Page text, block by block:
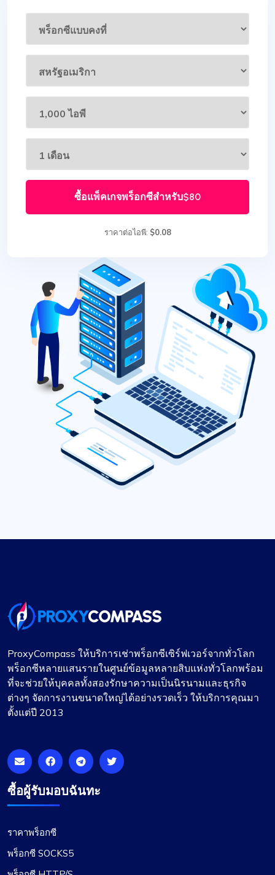
ซื้อแพ็คเกจพร็อกซีสำหรับ$80
ราคาต่อไอพี: $0.08
ProxyCompass ให้บริการเช่าพร็อกซีเซิร์ฟเวอร์จากทั่วโลก
พร็อกซีหลายแสนรายในศูนย์ข้อมูลหลายสิบแห่งทั่วโลกพร้อม
ที่จะช่วยให้บุคคลทั้งสองรักษาความเป็นนิรนามและธุรกิจ
ต่างๆ จัดการงานขนาดใหญ่ได้อย่างรวดเร็ว ให้บริการคุณมา
ตั้งแต่ปี 2013
ซื้อผู้รับมอบฉันทะ
ราคาพร็อกซี
พร็อกซี SOCKS5